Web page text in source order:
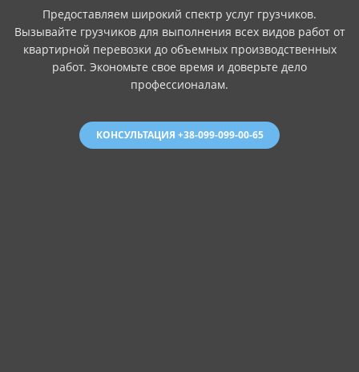
Предоставляем широкий спектр услуг грузчиков.
Вызывайте грузчиков для выполнения всех видов работ от
квартирной перевозки до объемных производственных
работ. Экономьте свое время и доверьте дело
профессионалам.
КОНСУЛЬТАЦИЯ +38-099-099-00-65